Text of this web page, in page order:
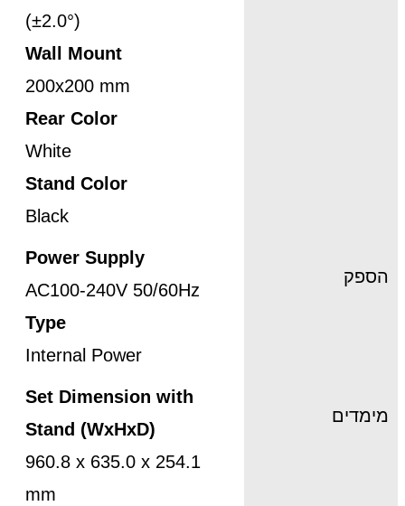
(±2.0°)
Wall Mount
200x200 mm
Rear Color
White
Stand Color
Black
הספק
Power Supply
AC100-240V 50/60Hz
Type
Internal Power
מימדים
Set Dimension with
Stand (WxHxD)
960.8 x 635.0 x 254.1
mm